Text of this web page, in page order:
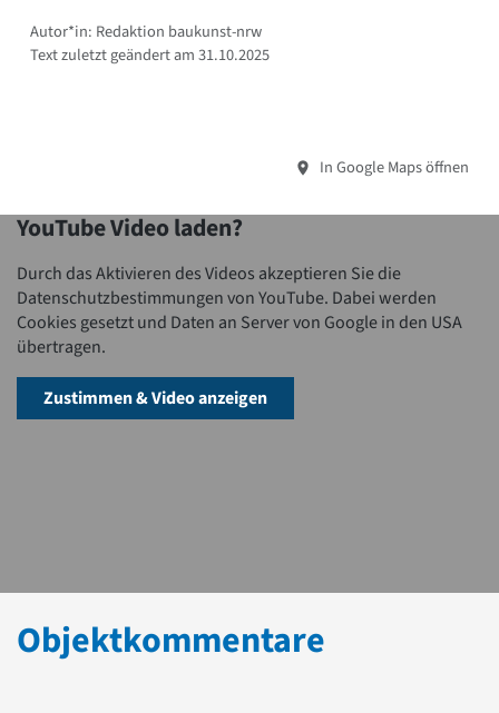
Autor*in: Redaktion baukunst-nrw
Text zuletzt geändert am 31.10.2025
In Google Maps öffnen
YouTube Video laden?
Durch das Aktivieren des Videos akzeptieren Sie die
Datenschutzbestimmungen von YouTube. Dabei werden
Cookies gesetzt und Daten an Server von Google in den USA
übertragen.
Zustimmen & Video anzeigen
Objektkommentare